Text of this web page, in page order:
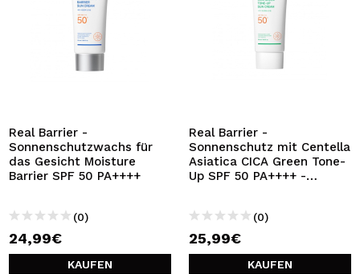
Ich habe hier kein Konto
ICH MÖCHTE MICH
Durch die Erstellung eines Kontos bei Maquillalia.de
können Sie Ihre Einkäufe schnell tätigen, den Status Ihrer
Bestellungen überprüfen und Ihre bisherigen Vorgänge
einsehen.
BENUTZERKONTO ERSTELLEN
Real Barrier -
Sonnenschutzwachs für
das Gesicht Moisture
Barrier SPF 50 PA++++
(0)
24,99€
KAUFEN
Real Barrier -
Sonnenschutz mit Centella
Asiatica CICA Green Tone-
Up SPF 50 PA++++ -
(0)
25,99€
KAUFEN